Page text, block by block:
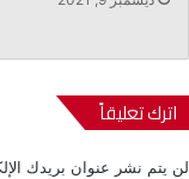
اترك تعليقاً
لن يتم نشر عنوان بريدك